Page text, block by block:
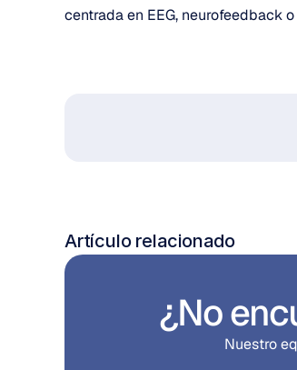
centrada en EEG, neurofeedback
Artículo relacionado
¿No
Nuestro